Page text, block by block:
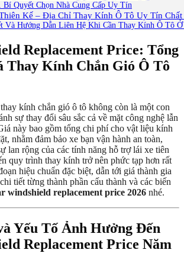
Bí Quyết Chọn Nhà Cung Cấp Uy Tín
Kế – Địa Chỉ Thay Kính Ô Tô Uy Tín
Và Hướng Dẫn Liên Hệ Khi Cần Thay Kính Ô Tô
Replacement Price: Tổng
Thay Kính Chắn Gió Ô Tô
kính chắn gió ô tô không còn là một con
sự thay đổi sâu sắc cả về mặt công nghệ lẫn
này bao gồm tổng chi phí cho vật liệu kính
nhằm đảm bảo xe bạn vận hành an toàn,
lan rộng của các tính năng hỗ trợ lái xe tiên
quy trình thay kính trở nên phức tạp hơn rất
hiệu chuẩn đặc biệt, dẫn tới giá thành gia
tiết từng thành phần cấu thành và các biến
windshield replacement price 2026 nhé.
Yếu Tố Ảnh Hưởng Đến
Replacement Price Năm